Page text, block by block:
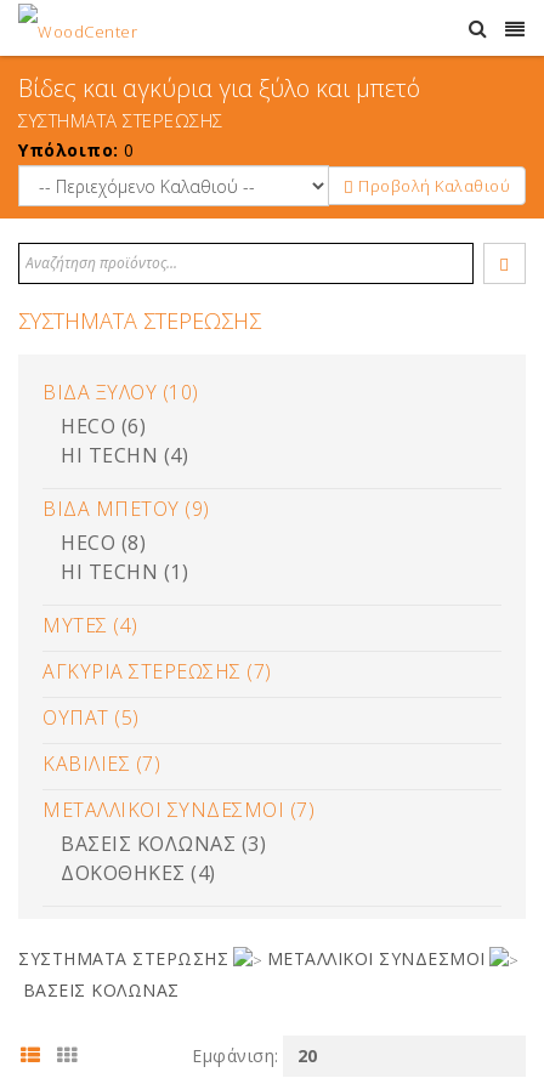
Βίδες και αγκύρια για ξύλο και μπετό
ΣΥΣΤΗΜΑΤΑ ΣΤΕΡΕΩΣΗΣ
Υπόλοιπο: 0
Προβολή Καλαθιού
ΣΥΣΤΗΜΑΤΑ ΣΤΕΡΕΩΣΗΣ
ΒΙΔΑ ΞΥΛΟΥ (10)
HECO (6)
HI TECHN (4)
ΒΙΔΑ ΜΠΕΤΟΥ (9)
HECO (8)
HI TECHN (1)
ΜΥΤΕΣ (4)
ΑΓΚΥΡΙΑ ΣΤΕΡΕΩΣΗΣ (7)
ΟΥΠΑΤ (5)
ΚΑΒΙΛΙΕΣ (7)
ΜΕΤΑΛΛΙΚΟΙ ΣΥΝΔΕΣΜΟΙ (7)
ΒΑΣΕΙΣ ΚΟΛΩΝΑΣ (3)
ΔΟΚΟΘΗΚΕΣ (4)
ΣΥΣΤΗΜΑΤΑ ΣΤΕΡΩΣΗΣ
ΜΕΤΑΛΛΙΚΟΙ ΣΥΝΔΕΣΜΟΙ
ΒΑΣΕΙΣ ΚΟΛΩΝΑΣ
Εμφάνιση: